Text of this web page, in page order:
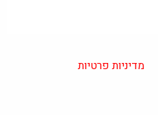
מדיניות פרטיות